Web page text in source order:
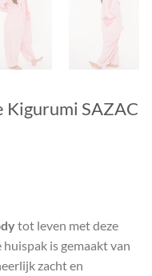
Kigurumi SAZAC
tot leven met deze
is gemaakt van
zacht en